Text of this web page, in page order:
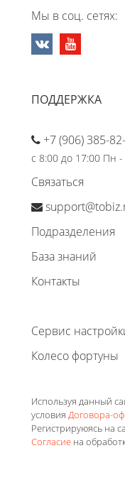
Мы в соц. сетях:
ПОДДЕРЖКА
+7 (906) 385-
с 8:00 до 17:00 Пн
Связаться
Подразделения
База знаний
Контакты
Сервис
Колесо фортуны
Используя данный
условия Договора-
Регистрируюясь на
Согласие на